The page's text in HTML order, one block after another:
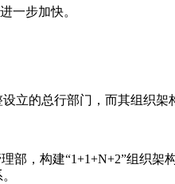
一步加快。
立的总行部门，而其组织架
，构建“1+1+N+2”组织